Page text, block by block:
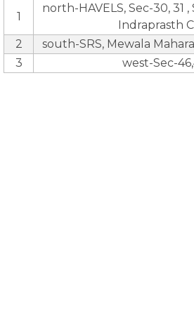
1
north-HAVELS, Sec-30, 31
Indraprasth
2
south-SRS, Mewala
3
west-Sec-